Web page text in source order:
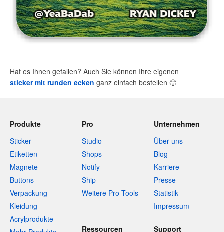
Hat es Ihnen gefallen? Auch Sie können Ihre eigenen
sticker mit runden ecken ganz einfach bestellen 🙂
Produkte
Sticker
Etiketten
Magnete
Buttons
Verpackung
Kleidung
Acrylprodukte
Pro
Studio
Shops
Notify
Ship
Weitere Pro-Tools
Unternehmen
Über uns
Blog
Karriere
Presse
Statistik
Impressum
Ressourcen Support